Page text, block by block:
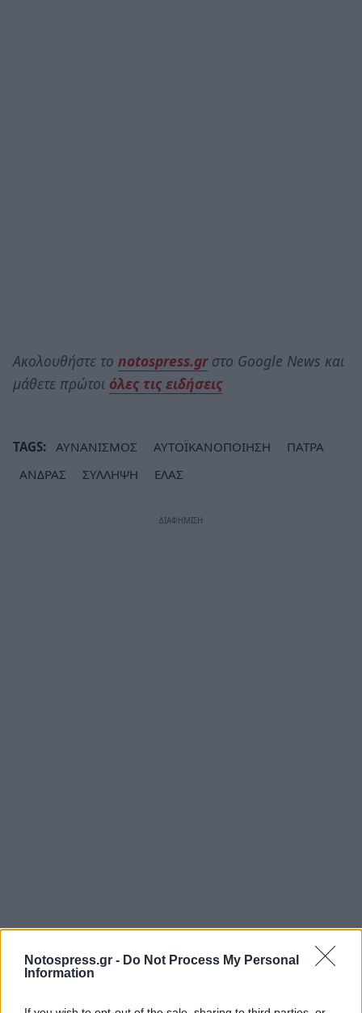
Notospress.gr - Do Not Process My Personal
Information
Ακολουθήστε το notospress.grστο Google News και
μάθετε πρώτοι όλες τις ειδήσεις
TAGS: ΑΥΝΑΝΙΣΜΟΣ ΑΥΤΟΪΚΑΝΟΠΟΙΗΣΗ
ΠΑΤΡΑ
ΑΝΔΡΑΣ
ΣΥΛΛΗΨΗ ΕΛΑΣ